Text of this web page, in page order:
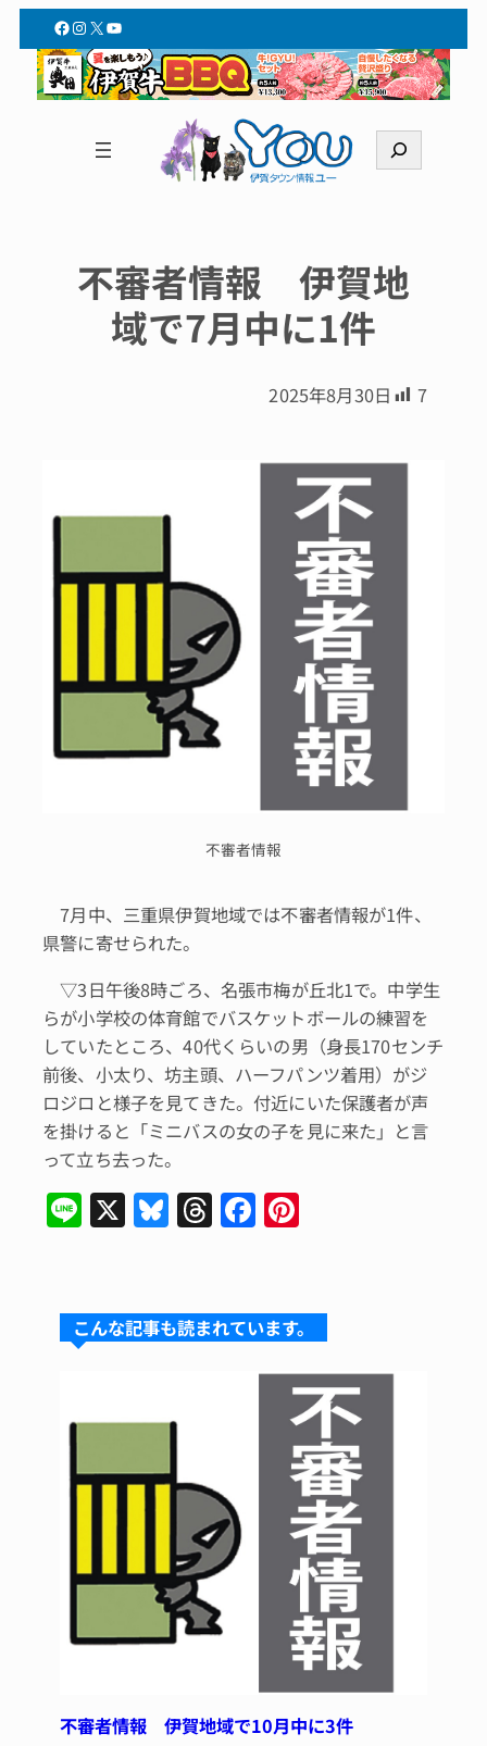
Facebook
Instagram
X YouTube
索
不審者情報 伊賀地
域で7月中に1件
2025年8月30日 7
不審者情報
7月中、三重県伊賀地域では不審者情報が1件、
県警に寄せられた。
▽3日午後8時ごろ、名張市梅が丘北1で。中学生
らが小学校の体育館でバスケットボールの練習を
していたところ、40代くらいの男（身長170センチ
前後、小太り、坊主頭、ハーフパンツ着用）がジ
ロジロと様子を見てきた。付近にいた保護者が声
を掛けると「ミニバスの女の子を見に来た」と言
って立ち去った。
Li
n
X Bl
u
s
k
T
hr
a
d
F
a
e
b
o
re
st
こんな記事も読まれています。
不審者情報 伊賀地域で10月中に3件